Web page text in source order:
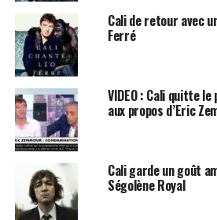
Cali de retour avec
Ferré
VIDEO : Cali quitte
aux propos d’Eric
Cali garde un goût
Ségolène Royal